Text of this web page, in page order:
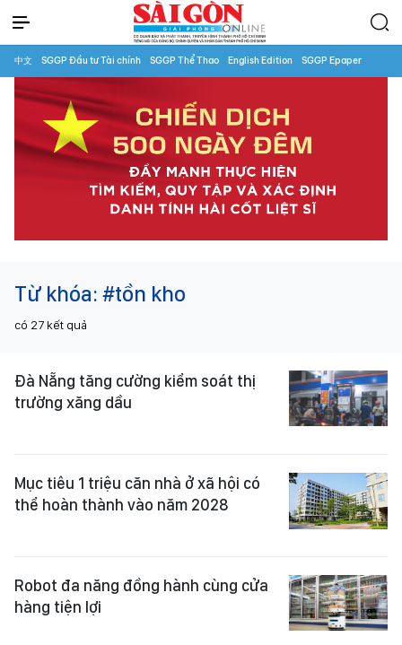
中文 SGGP Đầu tư Tài chính SGGP Thể Thao English Edition SGGP Epaper
Từ khóa: #tồn kho
có 27 kết quả
Đà Nẵng tăng cường kiểm soát thị
trường xăng dầu
Mục tiêu 1 triệu căn nhà ở xã hội có
thể hoàn thành vào năm 2028
Robot đa năng đồng hành cùng cửa
hàng tiện lợi